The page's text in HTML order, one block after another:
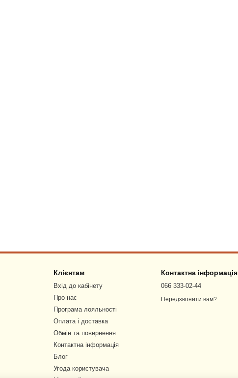
Клієнтам
Вхід до кабінету
Про нас
Програма лояльності
Оплата і доставка
Обмін та повернення
Контактна інформація
Блог
Угода користувача
Контактна інформація
066 333-02-44
Передзвонити вам?